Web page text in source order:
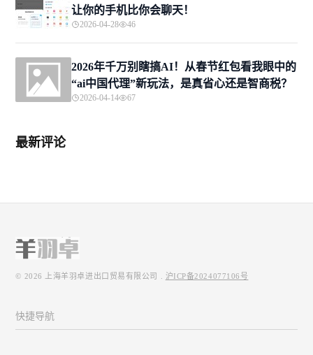
让你的手机比你会聊天！
2026-04-28 46
2026年千万别瞎搞AI！从春节红包看我眼中的
“ai中国代理”新玩法，是真省心还是智商税？
2026-04-14 67
最新评论
© 2026 上海羊羽卓进出口贸易有限公司 沪ICP备2024077106号
快捷导航